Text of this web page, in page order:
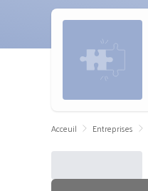
Acceuil
Entreprises